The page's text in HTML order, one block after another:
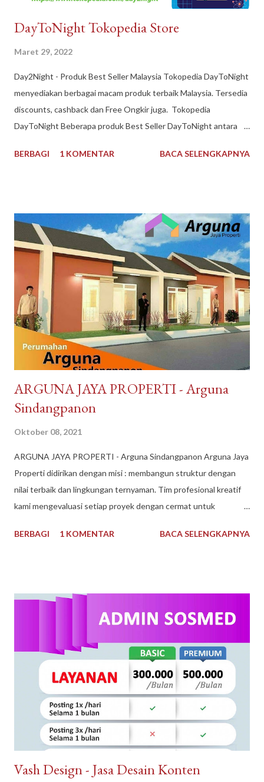
DayToNight Tokopedia Store
Maret 29, 2022
Day2Night - Produk Best Seller Malaysia Tokopedia DayToNight
menyediakan berbagai macam produk terbaik Malaysia. Tersedia
discounts, cashback dan Free Ongkir juga. Tokopedia
DayToNight Beberapa produk Best Seller DayToNight antara
Malaysia 1 kg, Maggi Kari Malaysia , Anlene Gold Malaysia.
pengiriman juga cepat, pengemasan aman, tersedia banyak
pilihan kurir pengiriman dan ada subsidi free ongkir. Melayani
pengiriman seluruh Indonesia. Pembayaran mudah bisa dengan
Gopay, Ovo, juga opsi transfer bank maupun melalui
convenience store seperti Indomaret dan Alfamart. Reputasi
toko juga terpercaya, banyak testimoni review bintang 5.
Pelayanan bagus, produk bagus. Recommended banget
DayToNight Tokopedia, Tarakan - Indonesia #daytonight #da...
BERBAGI 1 KOMENTAR BACA SELENGKAPNYA
​ARGUNA JAYA PROPERTI - Arguna
Sindangpanon
Oktober 08, 2021
​ARGUNA JAYA PROPERTI - Arguna Sindangpanon Arguna Jaya
Properti didirikan dengan misi : membangun struktur dengan
nilai terbaik dan lingkungan ternyaman. Tim profesional kreatif
kami mengevaluasi setiap proyek dengan cermat untuk
tahun kami telah dikenal sebagai Pengembang Real Estate
keinginan untuk mewujudkan Impian anda. Menggunakan bahan
berkualitas dan tenaga ahli dan konstan terbaik. Arguna Jaya
Sindangpanon, rumah murah Bandung , rumah modern terbaik.
Arguna Jaya Properti Jl. Citeureup, Sindangpanon, Kec.
Banjaran, Bandung, Jawa Barat 40377
BERBAGI 1 KOMENTAR BACA SELENGKAPNYA
Vash Design - Jasa Desain Konten